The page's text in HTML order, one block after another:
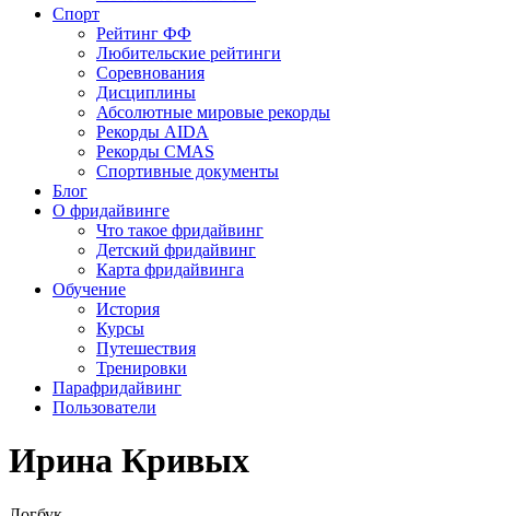
Спорт
Рейтинг ФФ
Любительские рейтинги
Соревнования
Дисциплины
Абсолютные мировые рекорды
Рекорды AIDA
Рекорды CMAS
Спортивные документы
Блог
О фридайвинге
Что такое фридайвинг
Детский фридайвинг
Карта фридайвинга
Обучение
История
Курсы
Путешествия
Тренировки
Парафридайвинг
Пользователи
Ирина Кривых